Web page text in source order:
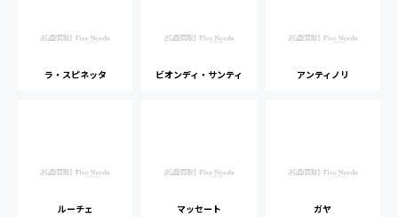
ラ・スピネッタ ビオンディ・サンティ アンティノリ
ルーチェ マッセート ガヤ